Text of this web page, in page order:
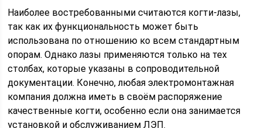
Наиболее востребованными считаются когти-лазы,
так как их функциональность может быть
использована по отношению ко всем стандартным
опорам. Однако лазы применяются только на тех
столбах, которые указаны в сопроводительной
документации. Конечно, любая электромонтажная
компания должна иметь в своём распоряжение
качественные когти, особенно если она занимается
установкой и обслуживанием ЛЭП.